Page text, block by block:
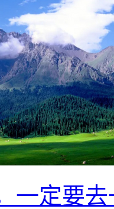
一定要